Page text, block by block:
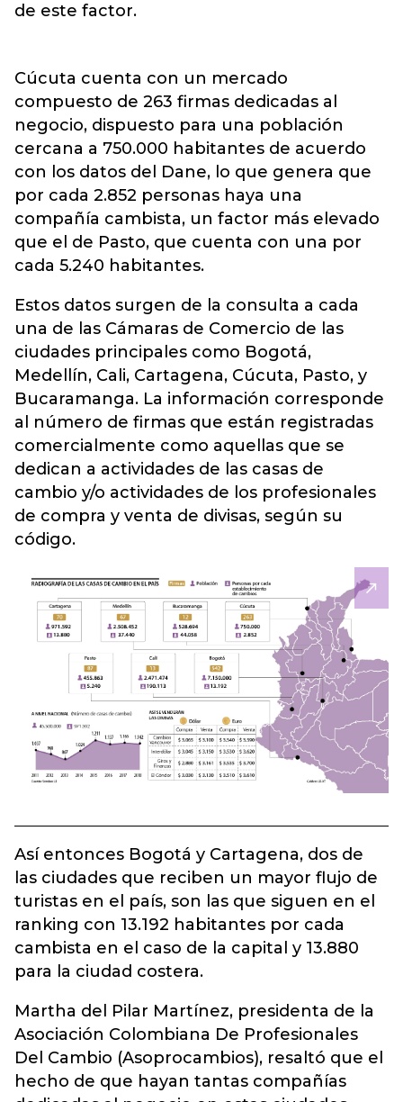
de este factor.
Cúcuta cuenta con un mercado
compuesto de 263 firmas dedicadas al
negocio, dispuesto para una población
cercana a 750.000 habitantes de acuerdo
con los datos del Dane, lo que genera que
por cada 2.852 personas haya una
compañía cambista, un factor más elevado
que el de Pasto, que cuenta con una por
cada 5.240 habitantes.
Estos datos surgen de la consulta a cada
una de las Cámaras de Comercio de las
ciudades principales como Bogotá,
Medellín, Cali, Cartagena, Cúcuta, Pasto, y
Bucaramanga. La información corresponde
al número de firmas que están registradas
comercialmente como aquellas que se
dedican a actividades de las casas de
cambio y/o actividades de los profesionales
de compra y venta de divisas, según su
código.
Así entonces Bogotá y Cartagena, dos de
las ciudades que reciben un mayor flujo de
turistas en el país, son las que siguen en el
ranking con 13.192 habitantes por cada
cambista en el caso de la capital y 13.880
para la ciudad costera.
Martha del Pilar Martínez, presidenta de la
Asociación Colombiana De Profesionales
Del Cambio (Asoprocambios), resaltó que el
hecho de que hayan tantas compañías